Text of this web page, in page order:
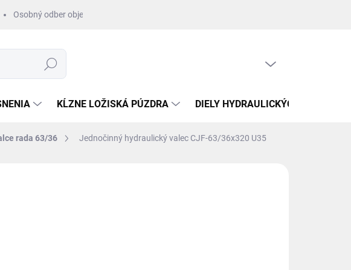
Osobný odber objednávky
Hľadať
KĹZNE LOŽISKÁ PÚZDRA DIELY HYDRAULICKÝCH VALCOV
rada 63/36 Jednočinný hydraulický valec CJF-63/36x320 U35